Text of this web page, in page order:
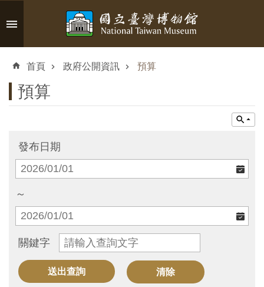
跳到主要內容區塊
搜
認
識
臺
博
參
觀
資
訊
首頁 政府公開資訊 預算
預算
發布日期
～
關鍵字